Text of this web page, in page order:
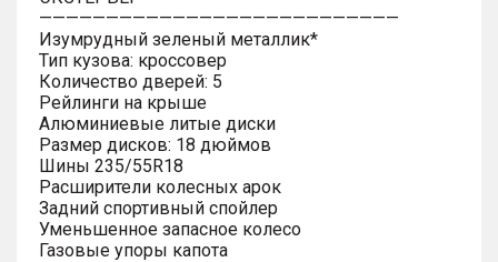
———————————————————————————
Изумрудный зеленый металлик*
Тип кузова: кроссовер
Количество дверей: 5
Рейлинги на крыше
Алюминиевые литые диски
Размер дисков: 18 дюймов
Шины 235/55R18
Расширители колесных арок
Задний спортивный спойлер
Уменьшенное запасное колесо
Газовые упоры капота